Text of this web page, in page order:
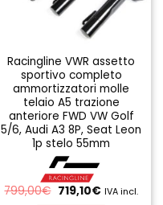
Racingline VWR assetto
sportivo completo
ammortizzatori molle
telaio A5 trazione
anteriore FWD VW Golf
5/6, Audi A3 8P, Seat Leon
1p stelo 55mm
799,00€ Il
prezzo
719,10€IlIVA incl.